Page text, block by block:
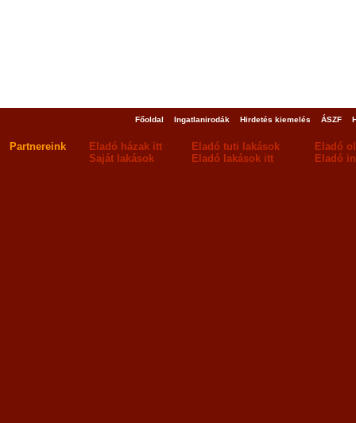
Főoldal Ingatlanirodák Hirdetés kiemelés ÁSZF
Partnereink Eladó házak itt Eladó tuti lakások
Eladó
Saját lakások
Eladó lakások itt Eladó